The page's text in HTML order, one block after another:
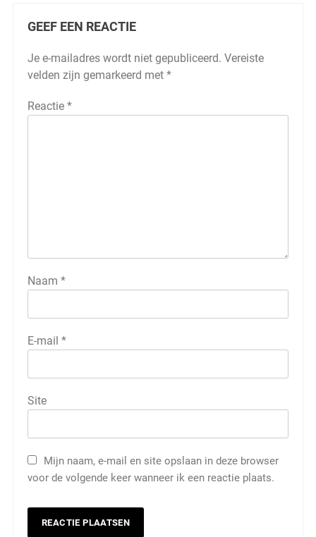
GEEF EEN REACTIE
Je e-mailadres wordt niet gepubliceerd. Vereiste
velden zijn gemarkeerd met *
Reactie *
Naam *
E-mail *
Site
Mijn naam, e-mail en site opslaan in deze browser
voor de volgende keer wanneer ik een reactie plaats.